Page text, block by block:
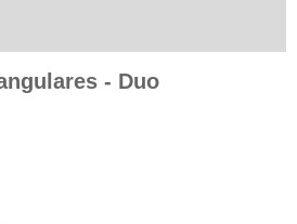
- Duo